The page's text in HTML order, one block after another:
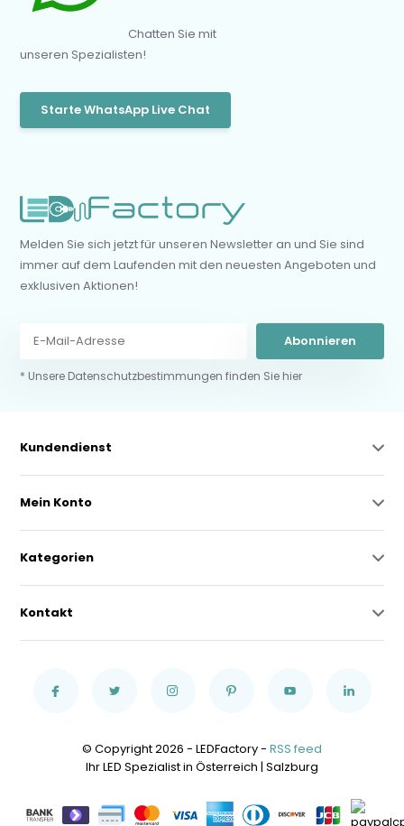
Chatten Sie mit
unseren Spezialisten!
Starte WhatsApp Live Chat
Melden Sie sich jetzt für unseren Newsletter an und Sie sind
immer auf dem Laufenden mit den neuesten Angeboten und
exklusiven Aktionen!
Abonnieren
* Unsere Datenschutzbestimmungen finden Sie hier
Kundendienst
Mein Konto
Kategorien
Kontakt
© Copyright 2026 - LEDFactory - RSS feed
Ihr LED Spezialist in Österreich | Salzburg